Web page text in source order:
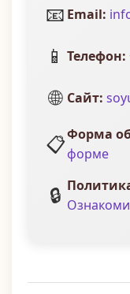
📧 Email:
📱 Телефон:
🌐 Сайт:
📋Форма
форме
🔒